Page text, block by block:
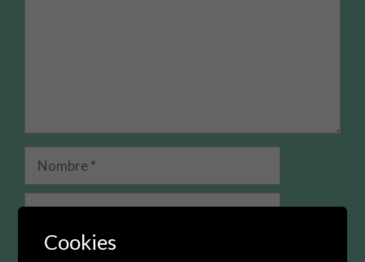
WebCookies